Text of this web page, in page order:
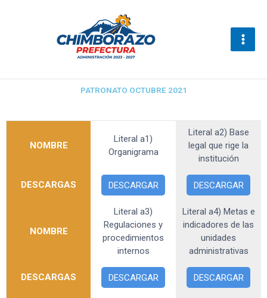
PATRONATO OCTUBRE 2021
NOMBRE
Literal a1)
Organigrama
Literal a2) Base
legal que rige la
institución
DESCARGAS DESCARGAR DESCARGAR
NOMBRE
Literal a3)
Regulaciones y
procedimientos
internos
Literal a4) Metas e
indicadores de las
unidades
administrativas
DESCARGAS DESCARGAR DESCARGAR